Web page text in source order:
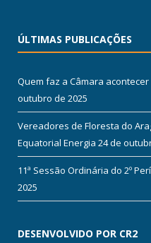
ÚLTIMAS PUBLICAÇÕES
Quem faz a Câmara
outubro de 2025
Vereadores de Floresta do
Equatorial Energia 24 de
11ª Sessão Ordinária do 2º
2025
DESENVOLVIDO POR CR2